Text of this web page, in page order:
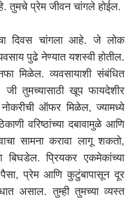
तुमचे प्रेम जीवन चांगले होईल.
दिवस चांगला आहे. जे लोक
पुढे नेण्यात यशस्वी होतील.
मिळेल. व्यवसायाशी संबंधित
तुमच्यासाठी खूप फायदेशीर
ऑफर मिळेल, ज्यामध्ये
वरिष्ठांच्या दबावामुळे आणि
सामना करावा लागू शकतो,
बिघडेल. प्रियकर एकमेकांच्या
प्रेम आणि कुटुंबापासून दूर
असाल. तुम्ही तुमच्या व्यस्त